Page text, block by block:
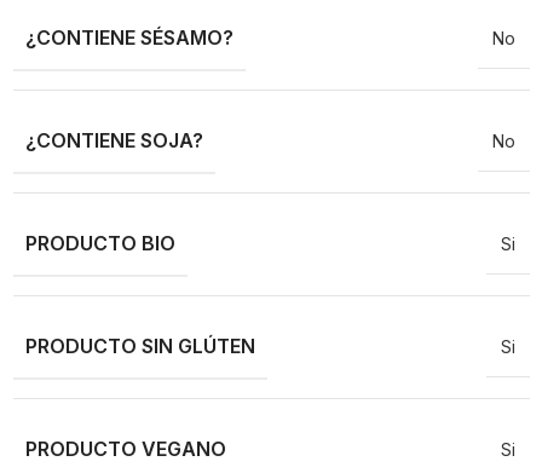
¿CONTIENE SÉSAMO? No
¿CONTIENE SOJA? No
PRODUCTO BIO Si
PRODUCTO SIN GLÚTEN Si
PRODUCTO VEGANO Si